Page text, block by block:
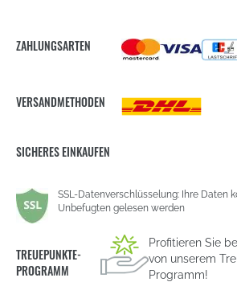
ZAHLUNGSARTEN
VERSANDMETHODEN
SICHERES EINKAUFEN
SSL-Datenverschlüsselung: Ihre Daten
Unbefugten gelesen werden
TREUEPUNKTE-
PROGRAMM
Profitieren Sie
von unserem
Programm!